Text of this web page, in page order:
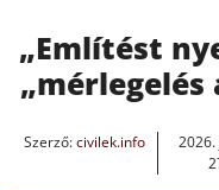
„Említést
„mérlegelés
Szerző:civilek.info